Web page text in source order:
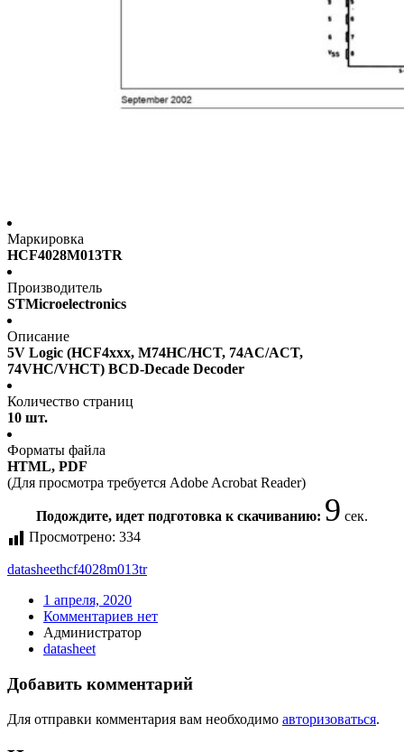
Маркировка
HCF4028M013TR
Производитель
STMicroelectronics
Описание
5V Logic (HCF4xxx, M74HC/HCT, 74AC/ACT,
74VHC/VHCT) BCD-Decade Decoder
Количество страниц
10 шт.
Форматы файла
HTML, PDF
(Для просмотра требуется Adobe Acrobat Reader)
Подождите, идет подготовка к скачиванию: 9 сек.
Просмотрено: 334
datasheethcf4028m013tr
1 апреля, 2020
Комментариев нет
Администратор
datasheet
Добавить комментарий
Для отправки комментария вам необходимо авторизоваться.